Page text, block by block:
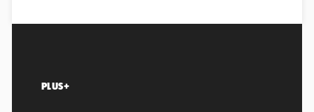
PLUS+